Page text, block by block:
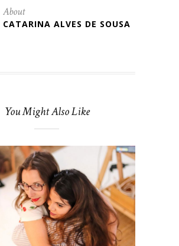
About
CATARINA ALVES DE SOUSA
You Might Also Like